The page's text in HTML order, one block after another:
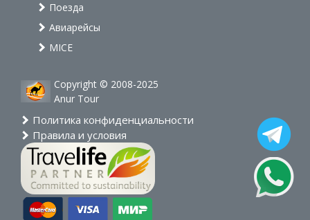
Поезда
Авиарейсы
MICE
Copyright © 2008-2025
Anur Tour
Политика конфиденциальности
Правила и условия